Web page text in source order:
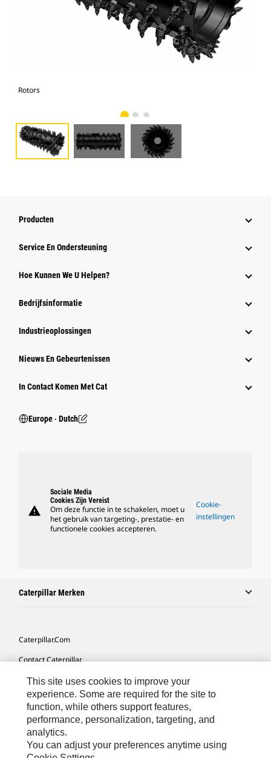
Rotors
Producten
Service En Ondersteuning
Hoe Kunnen We U Helpen?
Bedrijfsinformatie
Industrieoplossingen
Nieuws En Gebeurtenissen
In Contact Komen Met Cat
Europe ‧ Dutch
warning
Sociale Media
Cookies Zijn Vereist
Om deze functie in te schakelen, moet u
het gebruik van targeting-, prestatie- en
functionele cookies accepteren.
Cookie-
instellingen
Caterpillar Merken
Caterpillar.com
Contact Caterpillar
Mijn Marketingvoorkeuren
Site Map
Cookie Settings
Legal
This site uses cookies to improve your
experience. Some are required for the site to
function, while others support features,
performance, personalization, targeting, and
analytics.
You can adjust your preferences anytime using